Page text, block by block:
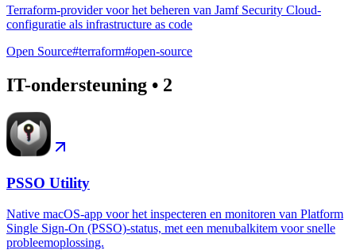
Terraform-provider voor het beheren van Jamf Security Cloud-
configuratie als infrastructure as code
Open Source#terraform#open-source
IT-ondersteuning • 2
PSSO Utility
Native macOS-app voor het inspecteren en monitoren van Platform
Single Sign-On (PSSO)-status, met een menubalkitem voor snelle
probleemoplossing.